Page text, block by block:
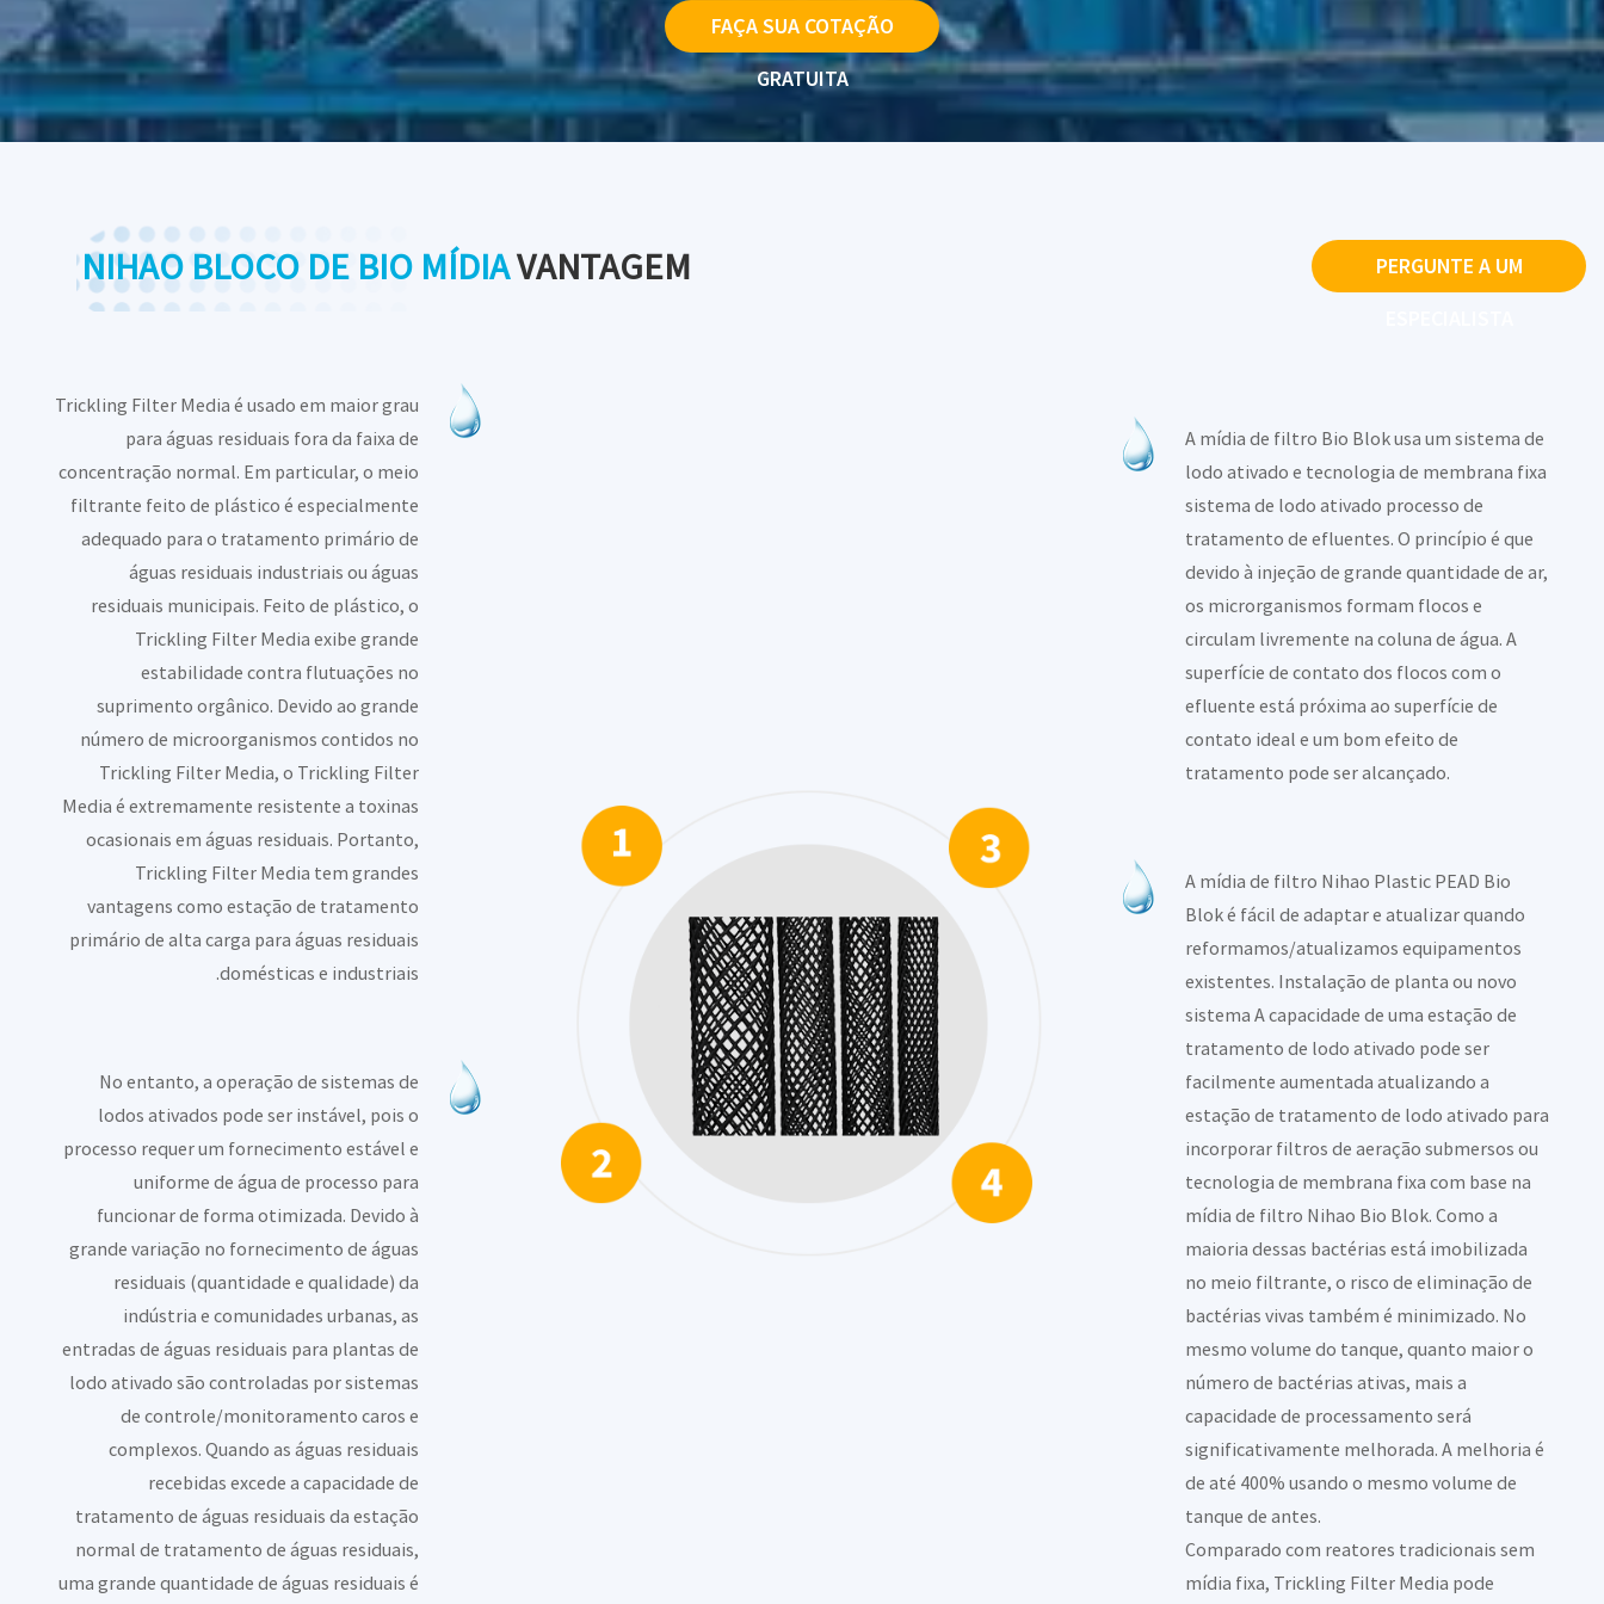
FAÇA SUA COTAÇÃO
GRATUITA
NIHAO BLOCO DE BIO MÍDIAVANTAGEM
PERGUNTE A UM
Trickling Filter Media é usado em maior grau
para águas residuais fora da faixa de
concentração normal. Em particular, o meio
filtrante feito de plástico é especialmente
adequado para o tratamento primário de
águas residuais industriais ou águas
residuais municipais. Feito de plástico, o
Trickling Filter Media exibe grande
estabilidade contra flutuações no
suprimento orgânico. Devido ao grande
número de microorganismos contidos no
Trickling Filter Media, o Trickling Filter
Media é extremamente resistente a toxinas
ocasionais em águas residuais. Portanto,
Trickling Filter Media tem grandes
vantagens como estação de tratamento
primário de alta carga para águas residuais
domésticas e industriais.
No entanto, a operação de sistemas de
lodos ativados pode ser instável, pois o
processo requer um fornecimento estável e
uniforme de água de processo para
funcionar de forma otimizada. Devido à
grande variação no fornecimento de águas
residuais (quantidade e qualidade) da
indústria e comunidades urbanas, as
entradas de águas residuais para plantas de
lodo ativado são controladas por sistemas
de controle/monitoramento caros e
complexos. Quando as águas residuais
recebidas excede a capacidade de
tratamento de águas residuais da estação
normal de tratamento de águas residuais,
uma grande quantidade de águas residuais é
A mídia de filtro Bio Blok usa um sistema de
lodo ativado e tecnologia de membrana fixa
sistema de lodo ativado processo de
tratamento de efluentes. O princípio é que
devido à injeção de grande quantidade de ar,
os microrganismos formam flocos e
circulam livremente na coluna de água. A
superfície de contato dos flocos com o
efluente está próxima ao superfície de
contato ideal e um bom efeito de
tratamento pode ser alcançado.
A mídia de filtro Nihao Plastic PEAD Bio
Blok é fácil de adaptar e atualizar quando
reformamos/atualizamos equipamentos
existentes. Instalação de planta ou novo
sistema A capacidade de uma estação de
tratamento de lodo ativado pode ser
facilmente aumentada atualizando a
estação de tratamento de lodo ativado para
incorporar filtros de aeração submersos ou
tecnologia de membrana fixa com base na
mídia de filtro Nihao Bio Blok. Como a
maioria dessas bactérias está imobilizada
no meio filtrante, o risco de eliminação de
bactérias vivas também é minimizado. No
mesmo volume do tanque, quanto maior o
número de bactérias ativas, mais a
capacidade de processamento será
significativamente melhorada. A melhoria é
de até 400% usando o mesmo volume de
tanque de antes.
Comparado com reatores tradicionais sem
mídia fixa, Trickling Filter Media pode